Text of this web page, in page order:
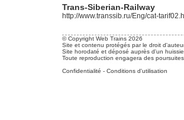
Trans-Siberian-Railway
http://www.transsib.ru/Eng/cat-
© Copyright Web Trains 2026
Site et contenu protégés par le droit
Site horodaté et déposé auprès d'un
Toute reproduction engagera des
Confidentialité - Conditions d'utilisation